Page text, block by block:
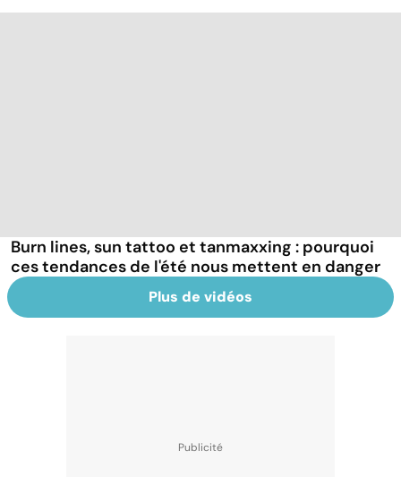
Burn lines, sun tattoo et tanmaxxing : pourquoi
ces tendances de l'été nous mettent en danger
Plus de vidéos